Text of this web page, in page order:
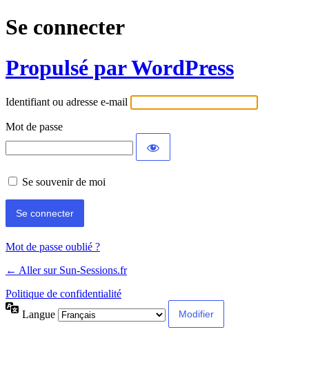
Se connecter
Propulsé par WordPress
Identifiant ou adresse e-mail
Mot de passe
Se souvenir de moi
Mot de passe oublié ?
← Aller sur Sun-Sessions.fr
Politique de confidentialité
Langue